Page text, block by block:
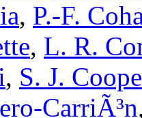
, P.-F.
, L. R.
, S. J.
CarriÃ³n